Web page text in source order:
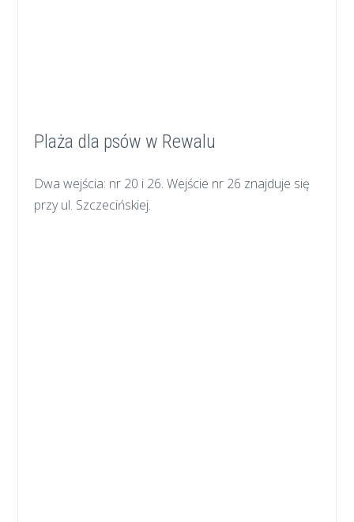
Plaża dla psów w Rewalu
Dwa wejścia: nr 20 i 26. Wejście nr 26 znajduje się
przy ul. Szczecińskiej.